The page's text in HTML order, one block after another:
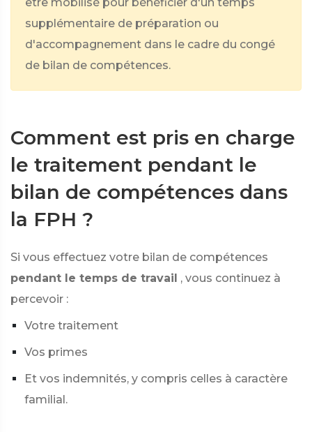
supplémentaire de préparation ou
d'accompagnement dans le cadre du congé
de bilan de compétences.
Comment est pris en charge
le traitement pendant le
bilan de compétences dans
la FPH ?
Si vous effectuez votre bilan de compétences
pendant le temps de travail , vous continuez à
percevoir :
Votre traitement
Vos primes
Et vos indemnités, y compris celles à caractère
familial.